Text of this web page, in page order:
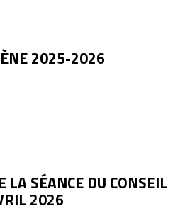
2025-2026
LA SÉANCE DU CONSEIL
2026